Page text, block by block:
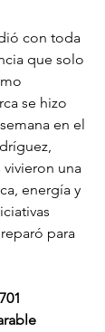
con toda
que solo
se hizo
en el
una
energía y
para